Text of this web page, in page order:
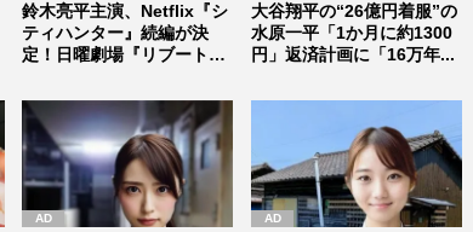
鈴木亮平主演、Netflix『シ
ティハンター』続編が決
定！日曜劇場『リブート』
大谷翔平の“26億円着服”の
水原一平「1か月に約1300
円」返済計画に「16万年...